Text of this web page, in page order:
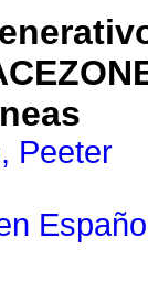
Peeter